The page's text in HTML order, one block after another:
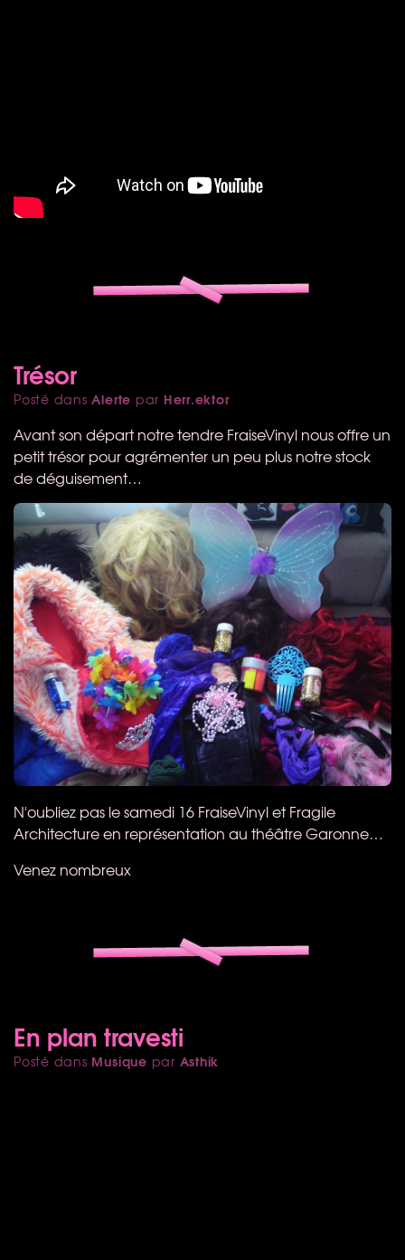
Trésor
Posté dansAlerte par Herr.ektor
Avant son départ notre tendre FraiseVinyl nous offre un
petit trésor pour agrémenter un peu plus notre stock
de déguisement…
N'oubliez pas le samedi 16 FraiseVinyl et Fragile
Architecture en représentation au théâtre Garonne…
Venez nombreux
En plan travesti
Posté dans Musique par Asthik